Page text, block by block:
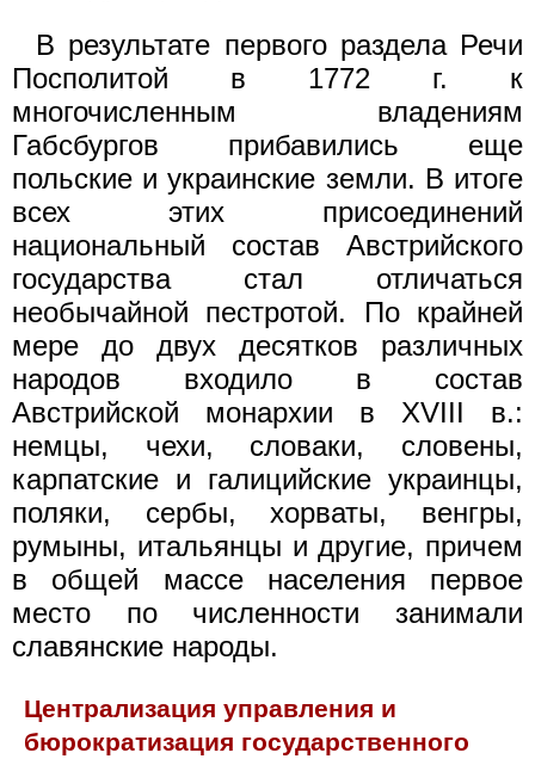
В результате первого раздела Речи
Посполитой в 1772 г. к
многочисленным владениям
Габсбургов прибавились еще
польские и украинские земли. В итоге
всех этих присоединений
национальный состав Австрийского
государства стал отличаться
необычайной пестротой. По крайней
мере до двух десятков различных
народов входило в состав
Австрийской монархии в XVIII в.:
немцы, чехи, словаки, словены,
карпатские и галицийские украинцы,
поляки, сербы, хорваты, венгры,
румыны, итальянцы и другие, причем
в общей массе населения первое
место по численности занимали
славянские народы.
Централизация управления и
бюрократизация государственного